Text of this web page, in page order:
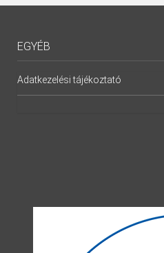
EGYÉB
Adatkezelési tájékoztató